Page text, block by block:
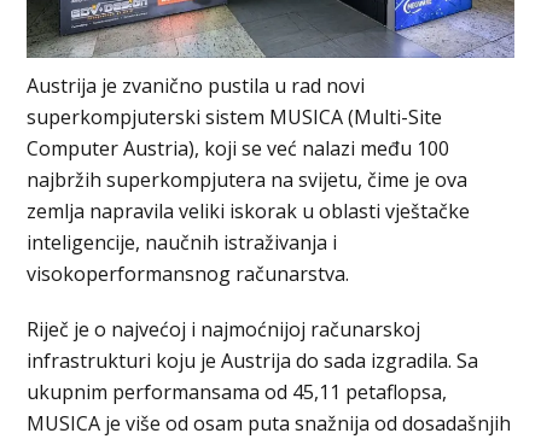
Austrija je zvanično pustila u rad novi
superkompjuterski sistem MUSICA (Multi-Site
Computer Austria), koji se već nalazi među 100
najbržih superkompjutera na svijetu, čime je ova
zemlja napravila veliki iskorak u oblasti vještačke
inteligencije, naučnih istraživanja i
visokoperformansnog računarstva.
Riječ je o najvećoj i najmoćnijoj računarskoj
infrastrukturi koju je Austrija do sada izgradila. Sa
ukupnim performansama od 45,11 petaflopsa,
MUSICA je više od osam puta snažnija od dosadašnjih